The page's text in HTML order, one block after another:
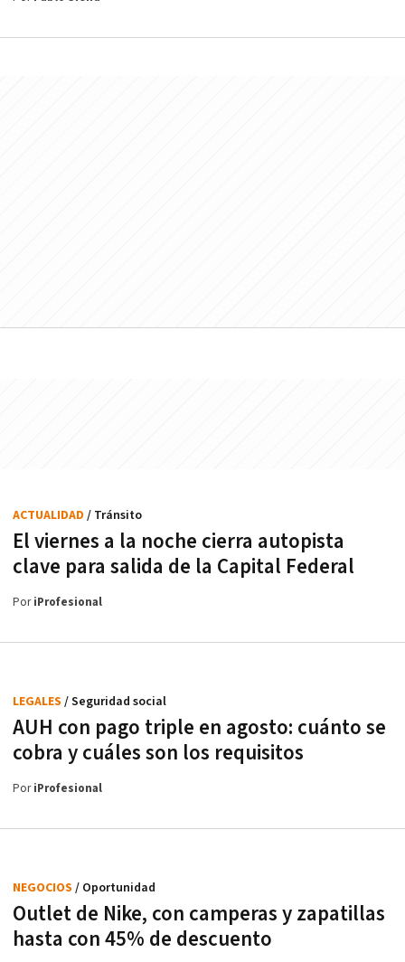
El viernes a la noche cierra autopista
clave para salida de la Capital Federal
ACTUALIDAD / Tránsito
PoriProfesional
AUH con pago triple en agosto: cuánto se
cobra y cuáles son los requisitos
LEGALES / Seguridad social
PoriProfesional
Outlet de Nike, con camperas y zapatillas
hasta con 45% de descuento
NEGOCIOS / Oportunidad